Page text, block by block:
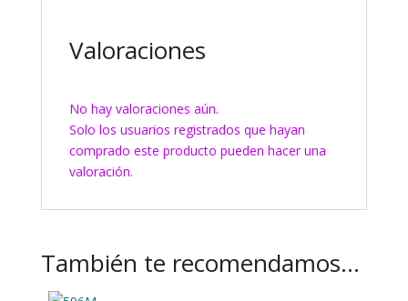
Valoraciones
No hay valoraciones aún.
Solo los usuarios registrados que hayan
comprado este producto pueden hacer una
valoración.
También te recomendamos…